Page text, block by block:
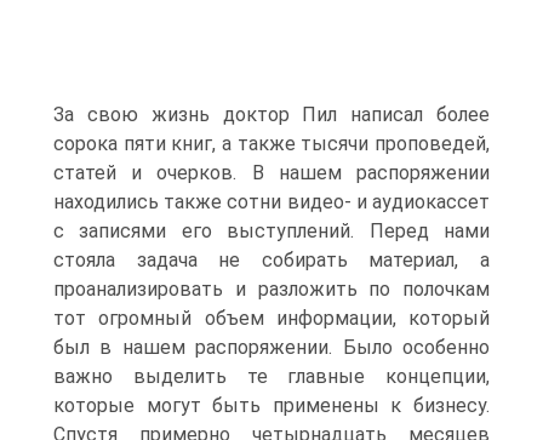
За свою жизнь доктор Пил написал более
сорока пяти книг, а также тысячи проповедей,
статей и очерков. В нашем распоряжении
находились также сотни видео- и аудиокассет
с записями его выступлений. Перед нами
стояла задача не собирать материал, а
проанализировать и разложить по полочкам
тот огромный объем информации, который
был в нашем распоряжении. Было особенно
важно выделить те главные концепции,
которые могут быть применены к бизнесу.
Спустя примерно четырнадцать месяцев